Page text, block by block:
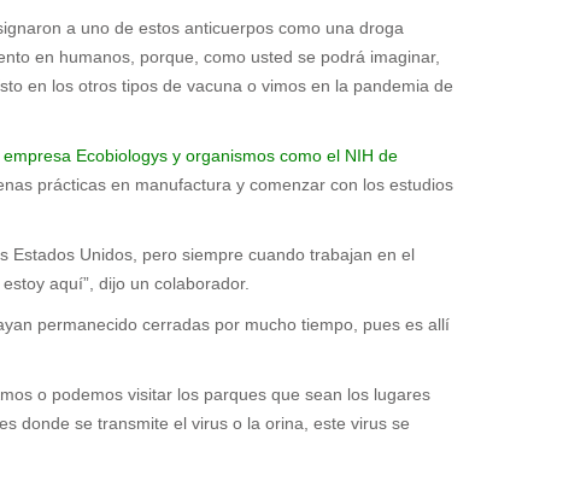
a uno de estos anticuerpos como una droga
en humanos, porque, como usted se podrá imaginar,
en los otros tipos de vacuna o vimos en la pandemia de
Ecobiologys y organismos como el NIH de
prácticas en manufactura y comenzar con los estudios
Estados Unidos, pero siempre cuando trabajan en el
aquí”, dijo un colaborador.
permanecido cerradas por mucho tiempo, pues es allí
o podemos visitar los parques que sean los lugares
donde se transmite el virus o la orina, este virus se